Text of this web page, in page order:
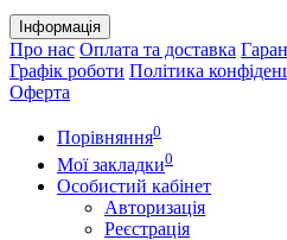
Інформація
Про нас Оплата та доставка
Графік роботи Політика
Оферта
Порівняння0
Мої закладки0
Особистий кабінет
Авторизація
Реєстрація